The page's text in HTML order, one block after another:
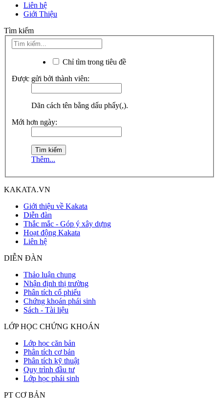
Liên hệ
Giới Thiệu
Tìm kiếm
Chỉ tìm trong tiêu đề
Được gửi bởi thành viên:
Dãn cách tên bằng dấu phẩy(,).
Mới hơn ngày:
Thêm...
KAKATA.VN
Giới thiệu về Kakata
Diễn đàn
Thắc mắc - Góp ý xây dựng
Hoạt động Kakata
Liên hệ
DIỄN ĐÀN
Thảo luận chung
Nhận định thị trường
Phân tích cổ phiếu
Chứng khoán phái sinh
Sách - Tài liệu
LỚP HỌC CHỨNG KHOÁN
Lớp học căn bản
Phân tích cơ bản
Phân tích kỹ thuật
Quy trình đầu tư
Lớp học phái sinh
PT CƠ BẢN